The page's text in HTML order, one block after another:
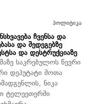
პოლიტიკა
ჩვენსა და
და შედეგებზე
და დესტრუქციაზე
საკრებულოს წევრი
დეპუტატი შოთა
ნიკა
ტელეეთერში